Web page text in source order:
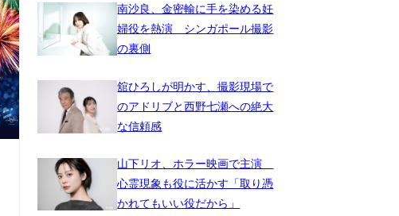
南沙良、金密輸に手を染める妊
婦役を熱演 シンガポール撮影
の裏側
舘ひろしが明かす、撮影現場で
のアドリブと西野七瀬への絶大
な信頼感
山下リオ、ホラー映画で主演
心霊現象も役に活かす「取り憑
かれてもいい役だから」